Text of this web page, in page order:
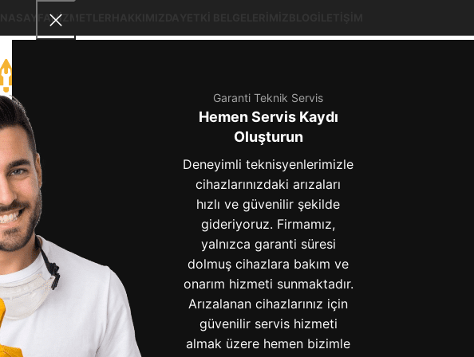
Garanti Teknik Servis
Hemen Servis Kaydı
Oluşturun
Deneyimli teknisyenlerimizle
cihazlarınızdaki arızaları
hızlı ve güvenilir şekilde
gideriyoruz. Firmamız,
yalnızca garanti süresi
dolmuş cihazlara bakım ve
onarım hizmeti sunmaktadır.
Arızalanan cihazlarınız için
güvenilir servis hizmeti
almak üzere hemen bizimle
HIZMETLER
çamaşır
BLOG
Çamaşır Makinesi
Amortisör Arızası
Nasıl Anlaşılır? –
Belirtiler ve Çözüm
Önerileri